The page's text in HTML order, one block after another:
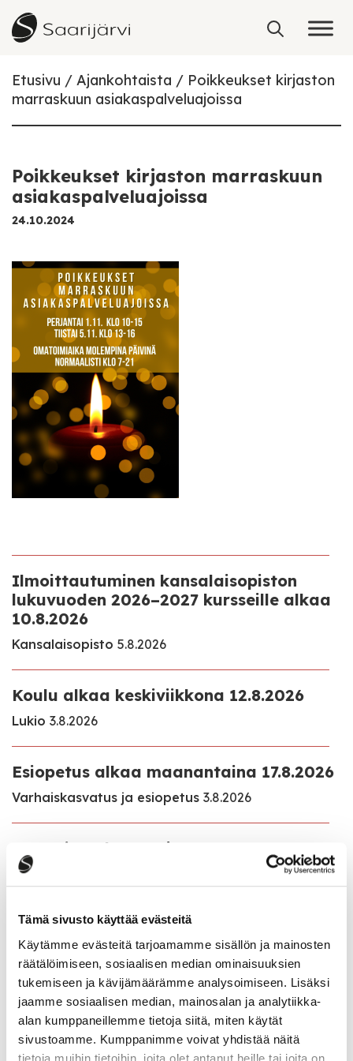
Tämä sivusto käyttää evästeitä
Käytämme evästeitä tarjoamamme sisällön ja mainosten
räätälöimiseen, sosiaalisen median ominaisuuksien
tukemiseen ja kävijämäärämme analysoimiseen. Lisäksi
jaamme sosiaalisen median, mainosalan ja analytiikka-
alan kumppaneillemme tietoja siitä, miten käytät
sivustoamme. Kumppanimme voivat yhdistää näitä
tietoja muihin tietoihin, joita olet antanut heille tai joita on
Skip to content
Etusivu Ajankohtaista
Poikkeukset kirjaston
marraskuun asiakaspalveluajoissa
Poikkeukset kirjaston marraskuun
asiakaspalveluajoissa
24.10.2024
Ilmoittautuminen kansalaisopiston
lukuvuoden 2026–2027 kursseille alkaa
10.8.2026
Kansalaisopisto 5.8.2026
Koulu alkaa keskiviikkona 12.8.2026
Lukio 3.8.2026
Esiopetus alkaa maanantaina 17.8.2026
Varhaiskasvatus ja esiopetus 3.8.2026
Lupa- ja valvontaviraston antama
Myrsky Energia Oy:n Hillonevan
tuulivoimahanketta koskeva perusteltu
22.7.2026
Kaikki ajankohtaiset